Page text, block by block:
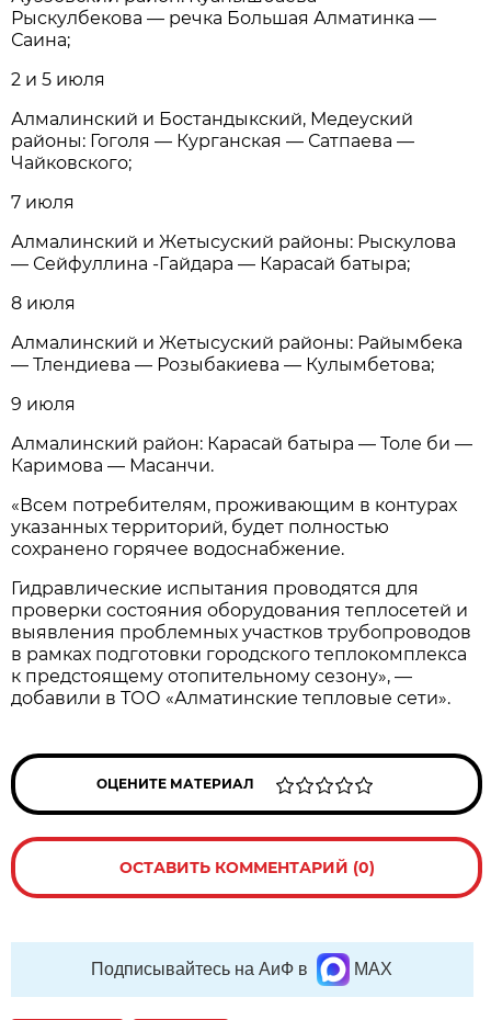
Рыскулбекова — речка Большая Алматинка —
Саина;
2 и 5 июля
Алмалинский и Бостандыкский, Медеуский
районы: Гоголя — Курганская — Сатпаева —
Чайковского;
7 июля
Алмалинский и Жетысуский районы: Рыскулова
— Сейфуллина -Гайдара — Карасай батыра;
8 июля
Алмалинский и Жетысуский районы: Райымбека
— Тлендиева — Розыбакиева — Кулымбетова;
9 июля
Алмалинский район: Карасай батыра — Толе би —
Каримова — Масанчи.
«Всем потребителям, проживающим в контурах
указанных территорий, будет полностью
сохранено горячее водоснабжение.
Гидравлические испытания проводятся для
проверки состояния оборудования теплосетей и
выявления проблемных участков трубопроводов
в рамках подготовки городского теплокомплекса
к предстоящему отопительному сезону», —
добавили в ТОО «Алматинские тепловые сети».
ОЦЕНИТЕ МАТЕРИАЛ
ОСТАВИТЬ КОММЕНТАРИЙ (0)
Подписывайтесь на АиФ в MAX